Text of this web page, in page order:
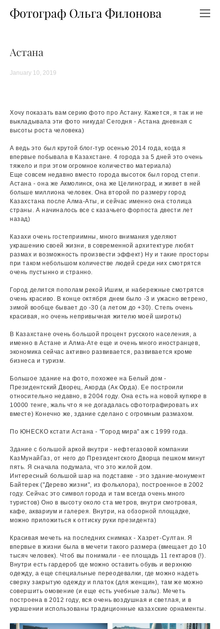
Фотограф Ольга Филонова
Астана
January 10, 2019
Хочу показать вам серию фото про Астану. Кажется, я так и не
выкладывала эти фото никуда! Сегодня - Астана дневная с
высоты роста человека)
А ведь это был крутой блог-тур осенью 2014 года, когда я
впервые побывала в Казахстане. 4 города за 5 дней это очень
тяжело и при этом огромное количество материала)
Еще совсем недавно вместо города высоток был город степи.
Астана - она же Акмолинск, она же Целиноград, и живет в ней
больше миллиона человек. Она второй по размеру город
Казахстана после Алма-Аты, и сейчас именно она столица
страны. А начиналось все с казачьего форпоста двести лет
назад)
Казахи очень гостеприимны, много внимания уделяют
украшению своей жизни, в современной архитектуре любят
размах и возможность произвести эффект) Ну и такие просторы
при таком небольшом количестве людей среди них смотрятся
очень пустынно и странно.
Город делится пополам рекой Ишим, и набережные смотрятся
очень красиво. В конце октября днем было -3 и ужасно ветрено,
зимой вообще бывает до -30 (а летом до +30). Степь очень
красивая, но очень непривычная жителю моей широты)
В Казахстане очень большой процент русского населения, а
именно в Астане и Алма-Ате еще и очень много иностранцев,
экономика сейчас активно развивается, развивается кроме
бизнеса и туризм.
Большое здание на фото, похожее на Белый дом -
Президентский Дворец, Акорда (Ак Орда). Ее построили
относительно недавно, в 2004 году. Она есть на новой купюре в
10000 тенге, жаль что я не догадалась сфотографировать их
вместе) Конечно же, здание сделано с огромным размахом.
По ЮНЕСКО кстати Астана - "Город мира" аж с 1999 года.
Здание с большой аркой внутри - нефтегазовой компании
КазМунайГаз, от него до Президентского Дворца пешком минут
пять. Я сначала подумала, что это жилой дом.
Интересный большой шар на подставке - это здание-монумент
Байтерек ("Дерево жизни", из фольклора), построенное в 2002
году. Сейчас это символ города и там всегда очень много
туристов) Оно в высоту около ста метров, внутри смотровая,
кафе, аквариум и галерея. Внутри, на обзорной площадке,
можно приложиться к оттиску руки президента)
Красивая мечеть на последних снимках - Хазрет-Султан. Я
впервые в жизни была в мечети такого размера (вмещает до 10
тысяч человек). Чтоб вы понимали - ее площадь 11 гектаров (!).
Внутри есть гардероб где можно оставить обувь и верхнюю
одежду, а еще специальные переодевалки, где можно надеть
сверху закрытую одежду и платок (для женщин), там же можно
совершить омовение (и еще есть учебные залы). Мечеть
построена в 2012 году, вся очень воздушная и светлая, и в
украшении использованы традиционные казахские орнаменты.